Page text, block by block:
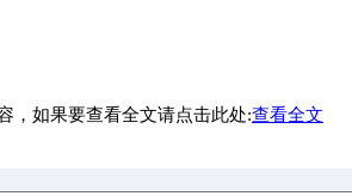
，如果要查看全文请点击此处:查看全文